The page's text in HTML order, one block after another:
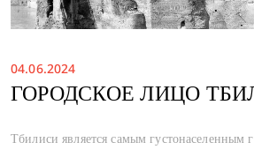
04.06.2024
ГОРОДСКОЕ ЛИЦО
Тбилиси является самым густонаселенным